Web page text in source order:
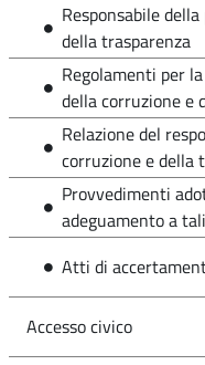
Responsabile
della trasparenza
Regolamenti per
della corruzione e
Relazione del
corruzione e della
Provvedimenti
adeguamento a
Atti di
Accesso civico